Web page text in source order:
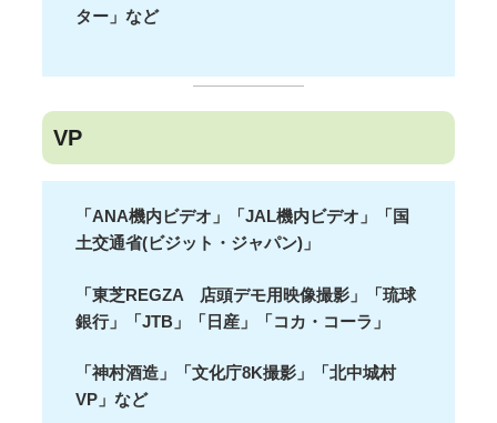
ター」など
VP
「ANA機内ビデオ」「JAL機内ビデオ」「国
土交通省(ビジット・ジャパン)」
「東芝REGZA 店頭デモ用映像撮影」「琉球
銀行」「JTB」「日産」「コカ・コーラ」
「神村酒造」「文化庁8K撮影」「北中城村
VP」など